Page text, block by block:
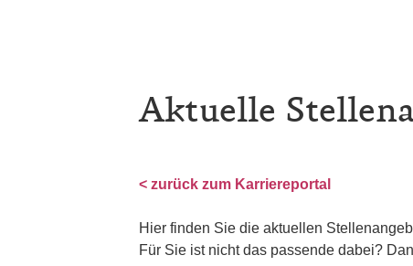
Aktuelle
< zurück zum Karriereportal
Hier finden Sie die aktuellen
Für Sie ist nicht das passende dabei?